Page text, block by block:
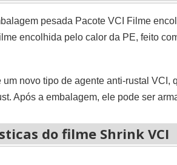
pesada Pacote VCI Filme
encolhida pelo calor da PE, feito
um novo tipo de agente anti-rustal
Após a embalagem, ele pode ser
do filme Shrink VCI